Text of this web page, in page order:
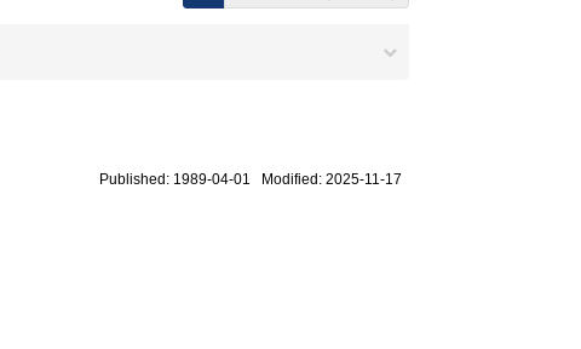
Published: 1989-04-01 Modified: 2025-11-17